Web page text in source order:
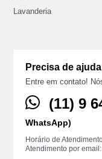
Lavanderia
Precisa de
Entre em contato!
(11) ‪9
WhatsApp)
Horário de
Atendimento por